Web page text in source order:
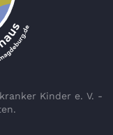
Kinder e. V. -